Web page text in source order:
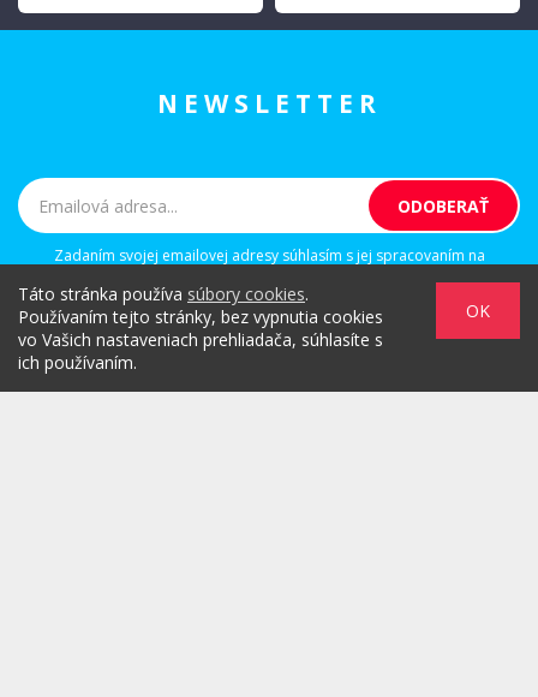
Táto stránka používa súbory cookies.
Používaním tejto stránky, bez vypnutia cookies
vo Vašich nastaveniach prehliadača, súhlasíte s
ich používaním.
OK
NEWSLETTER
Zadaním svojej emailovej adresy súhlasím s jej spracovaním na
osobným emailom za účelom informovania o novinkách.